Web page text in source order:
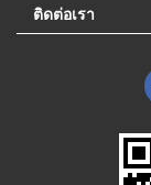
ติดต่อเรา